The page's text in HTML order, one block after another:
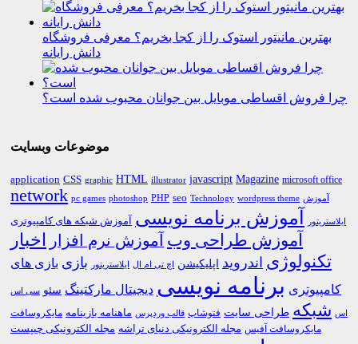
بهترین مانیتور استوک را از کجا بخریم؟ معرفی فروشگاه
دانش رایانه
چرا فروش اقساطی موبایل بین جوانان محبوب شده است؟
موضوعات وبسایت
application CSS graphic HTML illustrator javascript Magazine microsoft office
network pc games photoshop PHP seo Technology wordpress theme آموزش
ایلاستریتور آموزش برنامه نویسی آموزش شبکه های کامپیوتری
آموزش طراحی وب آموزش نرم افزار اخبار
تکنولوژی اندروید اپلیکیشن اچ تی ام ال ایلاستریتور بازی بازی های
کامپیوتری برنامه نویسی دیجیتال مارکتینگ سئو سی اس
اس شبکه طراحی سایت فتوشاپ قالب وردپرس ماهنامه بازینامه مایکروسافت
مایکروسافت آفیس مجله الکترونیکی دنیای تراشه مجله الکترونیکی چیپست